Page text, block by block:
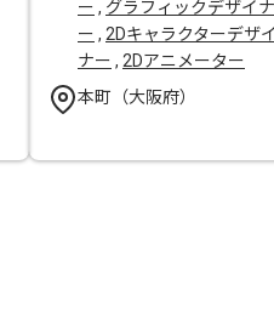
ー , グラフィックデザイナ
ー , 2Dキャラクターデザ
ナー , 2Dアニメーター
本町（大阪府）